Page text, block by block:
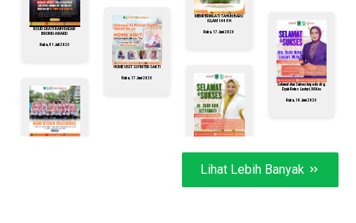
RSUD GRATI RAIH RADAR
BROMO AWARD
Rabu, 01 Juli 2026
HOME VISIT SI PINTER SAKTI
Rabu, 17 Juni 2026
MEMPERINGATI TAHUN BARU
ISLAM 1448 H
Rabu, 17 Juni 2026
Selamat dan Sukses kepada drg.
Dyah Retno Lestari, M.Kes
Rabu, 10 Juni 2026
Lihat Lebih Banyak